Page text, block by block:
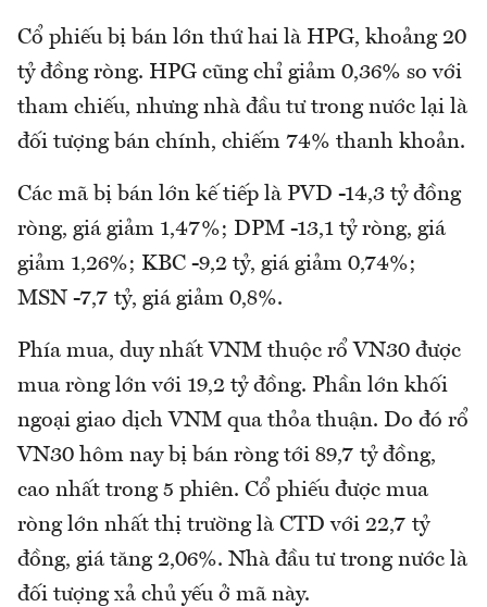
Cổ phiếu bị bán lớn thứ hai là HPG, khoảng 20
tỷ đồng ròng. HPG cũng chỉ giảm 0,36% so với
tham chiếu, nhưng nhà đầu tư trong nước lại là
đối tượng bán chính, chiếm 74% thanh khoản.
Các mã bị bán lớn kế tiếp là PVD -14,3 tỷ đồng
ròng, giá giảm 1,47%; DPM -13,1 tỷ ròng, giá
giảm 1,26%; KBC -9,2 tỷ, giá giảm 0,74%;
MSN -7,7 tỷ, giá giảm 0,8%.
Phía mua, duy nhất VNM thuộc rổ VN30 được
mua ròng lớn với 19,2 tỷ đồng. Phần lớn khối
ngoại giao dịch VNM qua thỏa thuận. Do đó rổ
VN30 hôm nay bị bán ròng tới 89,7 tỷ đồng,
cao nhất trong 5 phiên. Cổ phiếu được mua
ròng lớn nhất thị trường là CTD với 22,7 tỷ
đồng, giá tăng 2,06%. Nhà đầu tư trong nước là
đối tượng xả chủ yếu ở mã này.